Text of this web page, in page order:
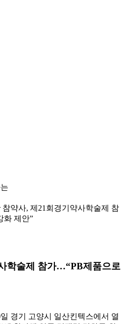
참약사, 제21회경기약사학술제 참
화 제안”
학술제 참가…“PB제품으로
경기 고양시 일산킨텍스에서 열